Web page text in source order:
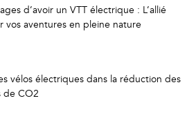
d’avoir un VTT électrique : L’allié
vos aventures en pleine nature
vélos électriques dans la réduction des
de CO2